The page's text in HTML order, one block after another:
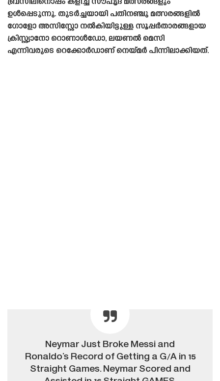
ബ്രസീലിനൊപ്പം കളിച്ച സൗഹൃദ മത്സരങ്ങളും
ഉൾപ്പെടുന്നു. തുടർച്ചയായി പതിനഞ്ചു മത്സരങ്ങളിൽ
ഗോളോ അസിസ്റ്റോ നൽകിയിട്ടുള്ള സൂപ്പർതാരങ്ങളായ
ക്രിസ്റ്റ്യാനോ റൊണാൾഡോ, ലയണൽ മെസി
എന്നിവരുടെ റെക്കോർഡാണ് നെയ്‌മർ പിന്നിലാക്കിയത്.
Neymar Just Broke Messi and
Ronaldo’s Record of Getting a G/A in 15
Straight Games. Neymar Scored and